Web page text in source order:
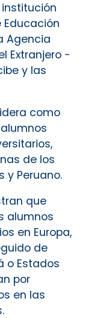
institución
Agencia
Extranjero -
y las
como
de los
y Peruano.
que
alumnos
en Europa,
de
o Estados
por
en las